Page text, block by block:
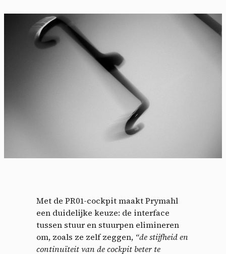
Met de PR01-cockpit maakt Prymahl
een duidelijke keuze: de interface
tussen stuur en stuurpen elimineren
om, zoals ze zelf zeggen, “de stijfheid en
continuïteit van de cockpit beter te